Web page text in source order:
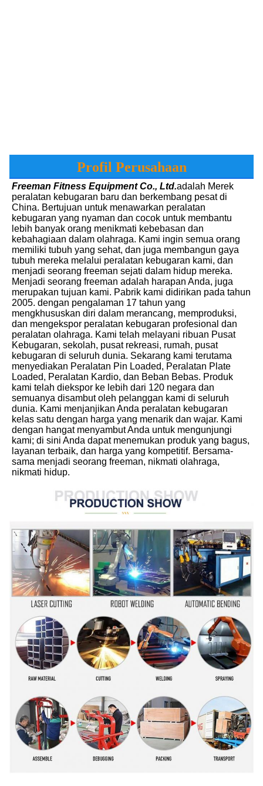
Profil Perusahaan
Freeman Fitness Equipment Co., Ltd.adalah Merek
peralatan kebugaran baru dan berkembang pesat di
China. Bertujuan untuk menawarkan peralatan
kebugaran yang nyaman dan cocok untuk membantu
lebih banyak orang menikmati kebebasan dan
kebahagiaan dalam olahraga. Kami ingin semua orang
memiliki tubuh yang sehat, dan juga membangun gaya
tubuh mereka melalui peralatan kebugaran kami, dan
menjadi seorang freeman sejati dalam hidup mereka.
Menjadi seorang freeman adalah harapan Anda, juga
merupakan tujuan kami. Pabrik kami didirikan pada tahun
2005. dengan pengalaman 17 tahun yang
mengkhususkan diri dalam merancang, memproduksi,
dan mengekspor peralatan kebugaran profesional dan
peralatan olahraga. Kami telah melayani ribuan Pusat
Kebugaran, sekolah, pusat rekreasi, rumah, pusat
kebugaran di seluruh dunia. Sekarang kami terutama
menyediakan Peralatan Pin Loaded, Peralatan Plate
Loaded, Peralatan Kardio, dan Beban Bebas. Produk
kami telah diekspor ke lebih dari 120 negara dan
semuanya disambut oleh pelanggan kami di seluruh
dunia. Kami menjanjikan Anda peralatan kebugaran
kelas satu dengan harga yang menarik dan wajar. Kami
dengan hangat menyambut Anda untuk mengunjungi
kami; di sini Anda dapat menemukan produk yang bagus,
layanan terbaik, dan harga yang kompetitif. Bersama-
sama menjadi seorang freeman, nikmati olahraga,
nikmati hidup.